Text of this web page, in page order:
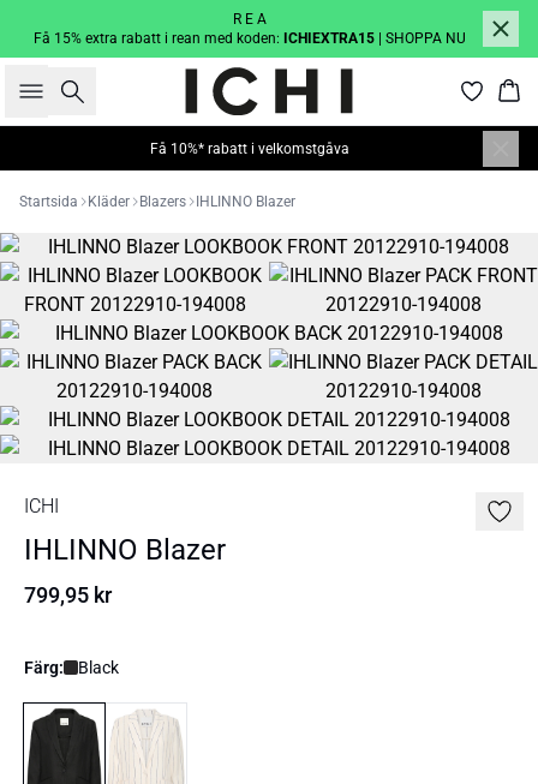
R E A
Få 15% extra rabatt i rean med koden: ICHIEXTRA15 | SHOPPA NU
Sök
Få 10%* rabatt i velkomstgåva
Startsida Kläder Blazers IHLINNO Blazer
ICHI
IHLINNO Blazer
799,95 kr
Färg: Black